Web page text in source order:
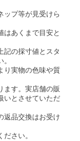
ップ等が見受けら
はあくまで目安と
記の採寸値とスタ
り実物の色味や質
ます。実店舗の販
いとさせていただ
返品交換はお受け
さい。